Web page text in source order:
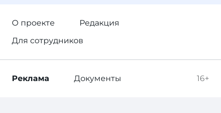
О проекте
Редакция
Для сотрудников
16+
Реклама Документы